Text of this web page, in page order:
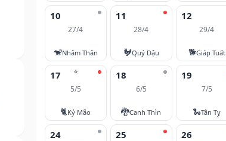
10
27/4
🐒Nhâm Thân
11
28/4
🐓Quý Dậu
12
29/4
🐕Giáp Tuất
⭐
17
5/5
🐈Kỷ Mão
18
6/5
🐉Canh Thìn
19
7/5
🐍Tân Tỵ
24 25 26